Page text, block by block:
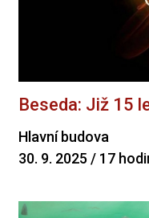
Beseda: Již 15
Hlavní budova
30. 9. 2025 / 17